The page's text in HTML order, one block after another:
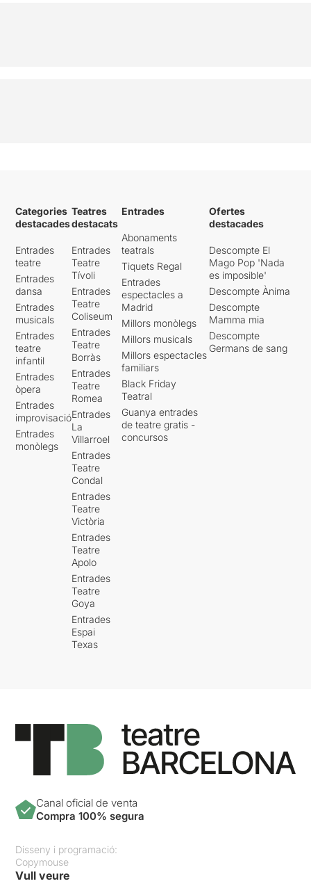
Categories
destacades
Entrades
teatre
Entrades
dansa
Entrades
musicals
Entrades
teatre
infantil
Entrades
òpera
Entrades
improvisació
Entrades
monòlegs
Teatres
destacats
Entrades
Teatre
Tívoli
Entrades
Teatre
Coliseum
Entrades
Teatre
Borràs
Entrades
Teatre
Romea
Entrades
La
Villarroel
Entrades
Teatre
Condal
Entrades
Teatre
Victòria
Entrades
Teatre
Apolo
Entrades
Teatre
Goya
Entrades
Espai
Texas
Entrades
Abonaments
teatrals
Tiquets Regal
Entrades
espectacles a
Madrid
Millors monòlegs
Millors musicals
Millors espectacles
familiars
Black Friday
Teatral
Guanya entrades
de teatre gratis -
concursos
Ofertes
destacades
Descompte El
Mago Pop 'Nada
es imposible'
Descompte Ànima
Descompte
Mamma mia
Descompte
Germans de sang
Canal oficial de venta
Compra 100% segura
Disseny i programació:
Copymouse
Vull veure